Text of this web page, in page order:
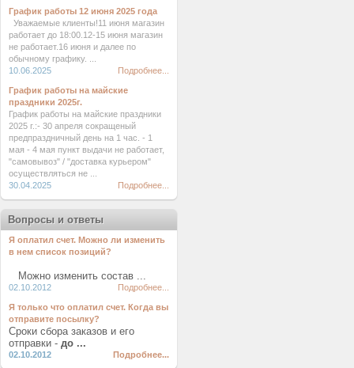
График работы 12 июня 2025 года
Уважаемые клиенты!11 июня магазин
работает до 18:00.12-15 июня магазин
не работает.16 июня и далее по
обычному графику. ...
10.06.2025
Подробнее...
График работы на майские
праздники 2025г.
График работы на майские праздники
2025 г.:- 30 апреля сокращеный
предпраздничный день на 1 час. - 1
мая - 4 мая пункт выдачи не работает,
"самовывоз" / "доставка курьером"
осуществляться не ...
30.04.2025
Подробнее...
Вопросы и ответы
Я оплатил счет. Можно ли изменить
в нем список позиций?
Можно изменить состав ...
02.10.2012 Подробнее...
Я только что оплатил счет. Когда вы
отправите посылку?
Сроки сбора заказов и его
отправки - до ...
02.10.2012 Подробнее...